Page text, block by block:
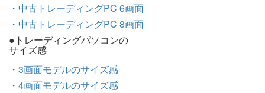
・中古トレーディングPC 6画面
・中古トレーディングPC 8画面
●トレーディングパソコンの
サイズ感
・3画面モデルのサイズ感
・4画面モデルのサイズ感